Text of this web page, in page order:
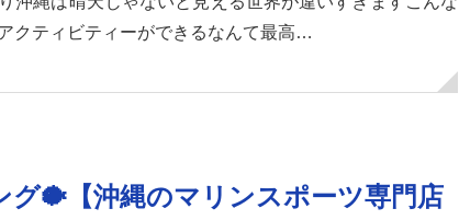
クティビティーができるなんて最高…
グ🐡【沖縄のマリンスポーツ専門店